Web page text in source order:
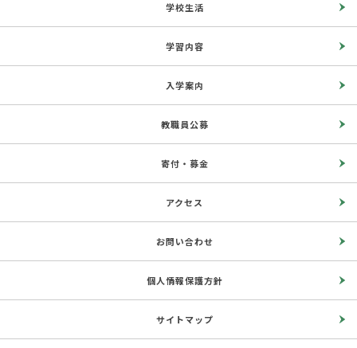
学校生活
学習内容
入学案内
教職員公募
寄付・募金
アクセス
お問い合わせ
個人情報保護方針
サイトマップ